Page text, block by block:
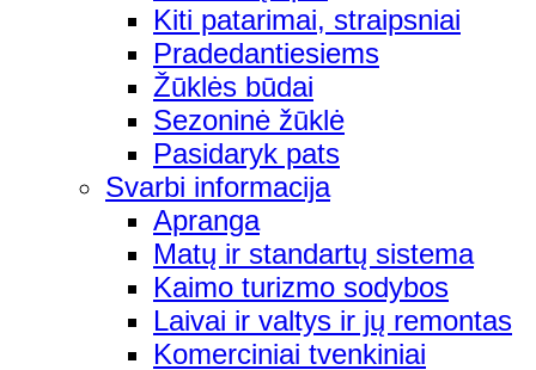
Kiti patarimai, straipsniai
Pradedantiesiems
Žūklės būdai
Sezoninė žūklė
Pasidaryk pats
Svarbi informacija
Apranga
Matų ir standartų sistema
Kaimo turizmo sodybos
Laivai ir valtys ir jų remontas
Komerciniai tvenkiniai